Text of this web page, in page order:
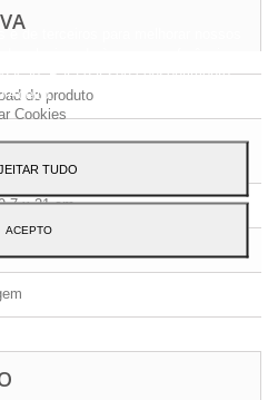
do produto
x 21 cm
e de terceiros para melhorar nossos
Para dar seu consentimento
Aceito.
Cookies
TUDO
ACEPTO